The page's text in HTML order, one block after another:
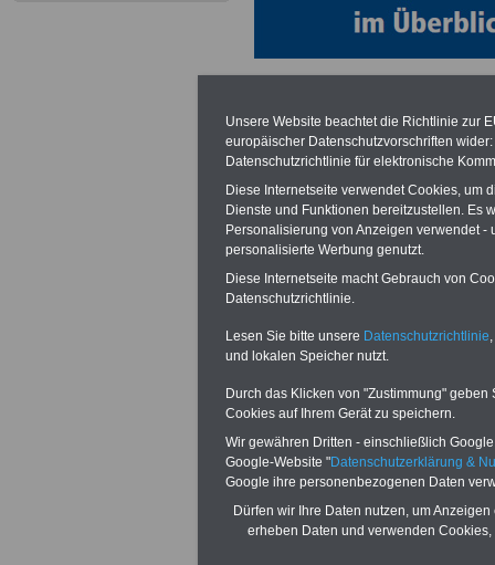
Der
Überblick
Der öffentliche
Arbeitgeber
Mehr als 7,7
Öffentlichen
Bei öffentlichen
in Deutschland
Arbeitnehmer,
im
Unsere Website beachtet die Richtlinie zur
europäischer Datenschutzvorschriften
Datenschutzrichtlinie für elektronische
Diese Internetseite verwendet Cookies, um
Dienste und Funktionen bereitzustellen. Es
Personalisierung von Anzeigen verwendet
personalisierte Werbung genutzt.
Diese Internetseite macht Gebrauch von
Datenschutzrichtlinie.
Lesen Sie bitte unsere Datenschutzrichtlinie
und lokalen Speicher nutzt.
Durch das Klicken von "Zustimmung"
Cookies auf Ihrem Gerät zu speichern.
Wir gewähren Dritten - einschließlich
Google-Website "Datenschutzerklärung &
Google ihre personenbezogenen Daten
Dürfen wir Ihre Daten nutzen, um
erheben Daten und verwenden